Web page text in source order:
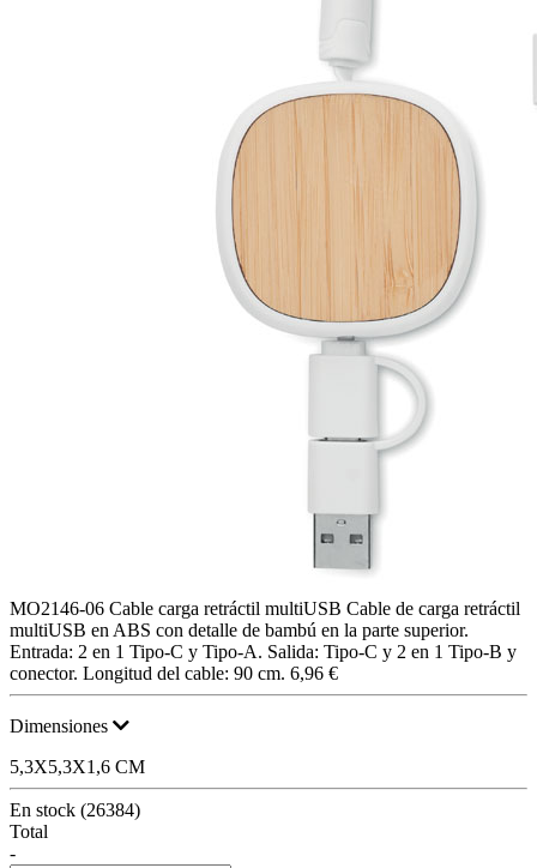
MO2146-06 Cable carga retráctil multiUSB Cable de carga retráctil
multiUSB en ABS con detalle de bambú en la parte superior.
Entrada: 2 en 1 Tipo-C y Tipo-A. Salida: Tipo-C y 2 en 1 Tipo-B y
conector. Longitud del cable: 90 cm. 6,96 €
Dimensiones
5,3X5,3X1,6 CM
En stock (26384)
Total
-